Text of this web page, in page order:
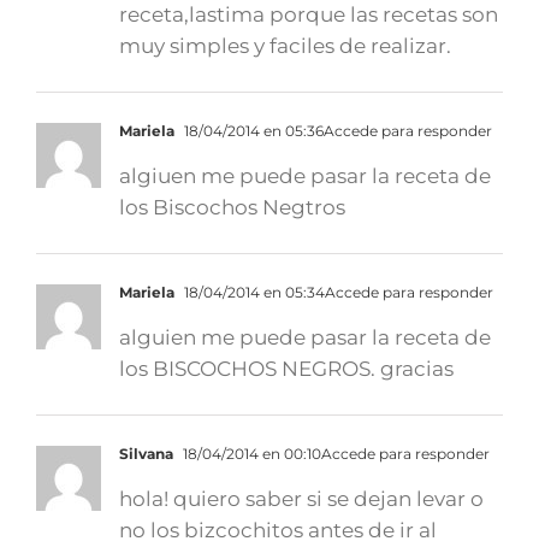
receta,lastima porque las recetas son
muy simples y faciles de realizar.
Mariela 18/04/2014 en 05:36Accede para responder
algiuen me puede pasar la receta de
los Biscochos Negtros
Mariela 18/04/2014 en 05:34Accede para responder
alguien me puede pasar la receta de
los BISCOCHOS NEGROS. gracias
Silvana 18/04/2014 en 00:10Accede para responder
hola! quiero saber si se dejan levar o
no los bizcochitos antes de ir al